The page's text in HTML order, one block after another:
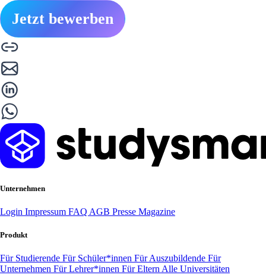
Jetzt bewerben
Unternehmen
Login Impressum FAQ AGB Presse Magazine
Produkt
Für Studierende Für Schüler*innen Für Auszubildende Für
Unternehmen Für Lehrer*innen Für Eltern Alle Universitäten